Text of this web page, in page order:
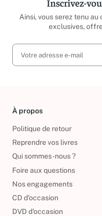
Inscrivez-
Ainsi, vous serez tenu
exclusives,
À propos
Politique de retour
Reprendre vos livres
Qui sommes-nous ?
Foire aux questions
Nos engagements
CD d'occasion
DVD d'occasion